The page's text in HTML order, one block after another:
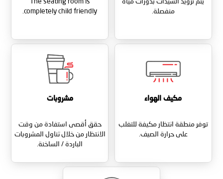
منفصلة.
completely child friendly.
مكيف الهواء
توفر منطقة انتظار مكيفة للتغلب
على حرارة الصيف.
مشروبات
حقق أقصى استفادة من وقت
الانتظار من خلال تناول المشروبات
الباردة / الساخنة.